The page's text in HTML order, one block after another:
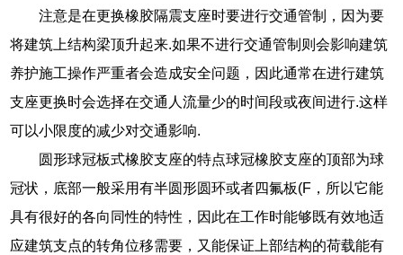
注意是在更换橡胶隔震支座时要进行交通管制，因为要
将建筑上结构梁顶升起来.如果不进行交通管制则会影响建筑
养护施工操作严重者会造成安全问题，因此通常在进行建筑
支座更换时会选择在交通人流量少的时间段或夜间进行.这样
可以小限度的减少对交通影响.
圆形球冠板式橡胶支座的特点球冠橡胶支座的顶部为球
冠状，底部一般采用有半圆形圆环或者四氟板(F，所以它能
具有很好的各向同性的特性，因此在工作时能够既有效地适
应建筑支点的转角位移需要，又能保证上部结构的荷载能有